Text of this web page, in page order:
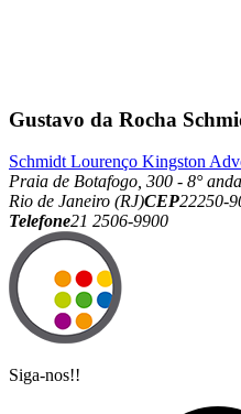
Gustavo da Rocha
Schmidt Lourenço Kingston
Praia de Botafogo, 300 - 8°
Rio de Janeiro (RJ)CEP22250-
Telefone21 2506-9900
Siga-nos!!